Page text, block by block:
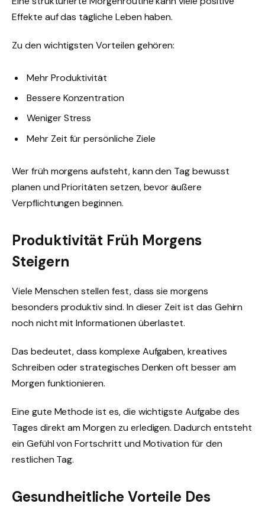
Effekte auf das tägliche Leben haben.
Zu den wichtigsten Vorteilen gehören:
Mehr Produktivität
Bessere Konzentration
Weniger Stress
Mehr Zeit für persönliche Ziele
Wer früh morgens aufsteht, kann den Tag bewusst
planen und Prioritäten setzen, bevor äußere
Verpflichtungen beginnen.
Produktivität Früh Morgens
Steigern
Viele Menschen stellen fest, dass sie morgens
besonders produktiv sind. In dieser Zeit ist das Gehirn
noch nicht mit Informationen überlastet.
Das bedeutet, dass komplexe Aufgaben, kreatives
Schreiben oder strategisches Denken oft besser am
Morgen funktionieren.
Eine gute Methode ist es, die wichtigste Aufgabe des
Tages direkt am Morgen zu erledigen. Dadurch entsteht
ein Gefühl von Fortschritt und Motivation für den
restlichen Tag.
Gesundheitliche Vorteile Des